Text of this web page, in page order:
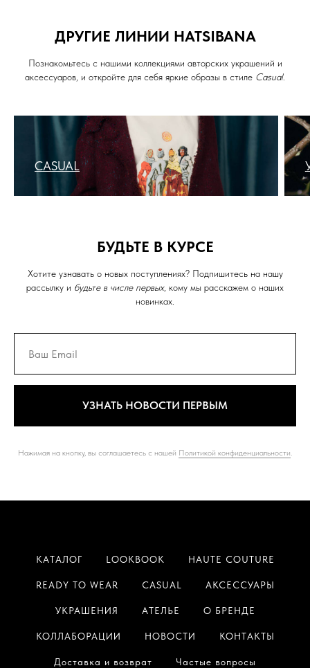
ДРУГИЕ ЛИНИИ HATSIBANA
Познакомьтесь с нашими коллекциями авторских украшений и
аксессуаров, и откройте для себя яркие образы в стиле Casual.
CASUAL
БУДЬТЕ В КУРСЕ
Хотите узнавать о новых поступлениях? Подпишитесь на нашу
рассылку и будьте в числе первых, кому мы расскажем о наших
новинках.
УЗНАТЬ НОВОСТИ ПЕРВЫМ
Нажимая на кнопку, вы соглашаетесь с нашей Политикой конфиденциальности
КАТАЛОГ LOOKBOOK HAUTE COUTURE
READY TO WEAR CASUAL АКСЕССУАРЫ
УКРАШЕНИЯ АТЕЛЬЕ О БРЕНДЕ
КОЛЛАБОРАЦИИ НОВОСТИ КОНТАКТЫ
Доставка и возврат Частые вопросы